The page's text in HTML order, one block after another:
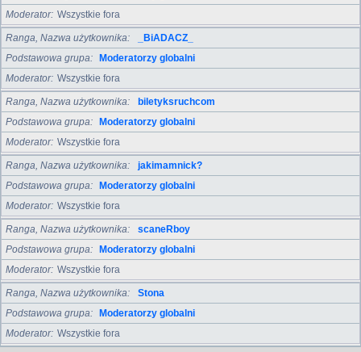
Moderator Wszystkie fora
Ranga, Nazwa użytkownika
_BiADACZ_
Podstawowa grupa
Moderatorzy globalni
Moderator Wszystkie fora
Ranga, Nazwa użytkownika
biletyksruchcom
Podstawowa grupa
Moderatorzy globalni
Moderator Wszystkie fora
Ranga, Nazwa użytkownika
jakimamnick?
Podstawowa grupa
Moderatorzy globalni
Moderator Wszystkie fora
Ranga, Nazwa użytkownika
scaneRboy
Podstawowa grupa
Moderatorzy globalni
Moderator Wszystkie fora
Ranga, Nazwa użytkownika
Stona
Podstawowa grupa
Moderatorzy globalni
Moderator Wszystkie fora